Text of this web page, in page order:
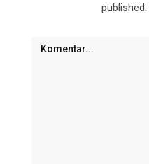
published.